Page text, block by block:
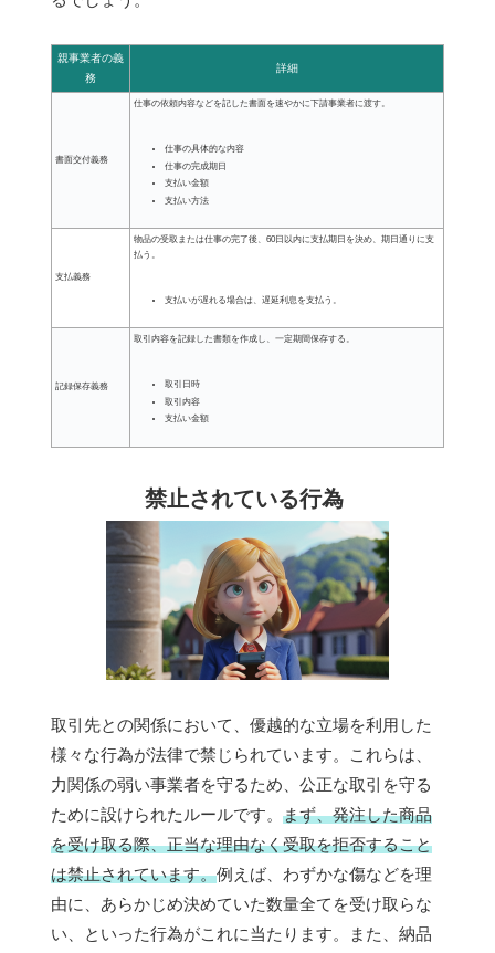
親事業者の義
務
詳細
書面交付義務
仕事の依頼内容などを記した書面を速やかに下請事業者に渡す。
仕事の具体的な内容
仕事の完成期日
支払い金額
支払い方法
支払義務
物品の受取または仕事の完了後、60日以内に支払期日を決め、期日通りに支
払う。
支払いが遅れる場合は、遅延利息を支払う。
記録保存義務
取引内容を記録した書類を作成し、一定期間保存する。
取引日時
取引内容
支払い金額
禁止されている行為
取引先との関係において、優越的な立場を利用した
様々な行為が法律で禁じられています。これらは、
力関係の弱い事業者を守るため、公正な取引を守る
ために設けられたルールです。 まず、発注した商品
を受け取る際、正当な理由なく受取を拒否すること
は禁止されています。例えば、わずかな傷などを理
由に、あらかじめ決めていた数量全てを受け取らな
い、といった行為がこれに当たります。また、納品